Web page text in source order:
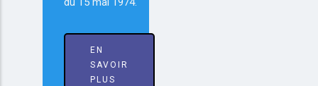
EN
SAVOIR
PLUS